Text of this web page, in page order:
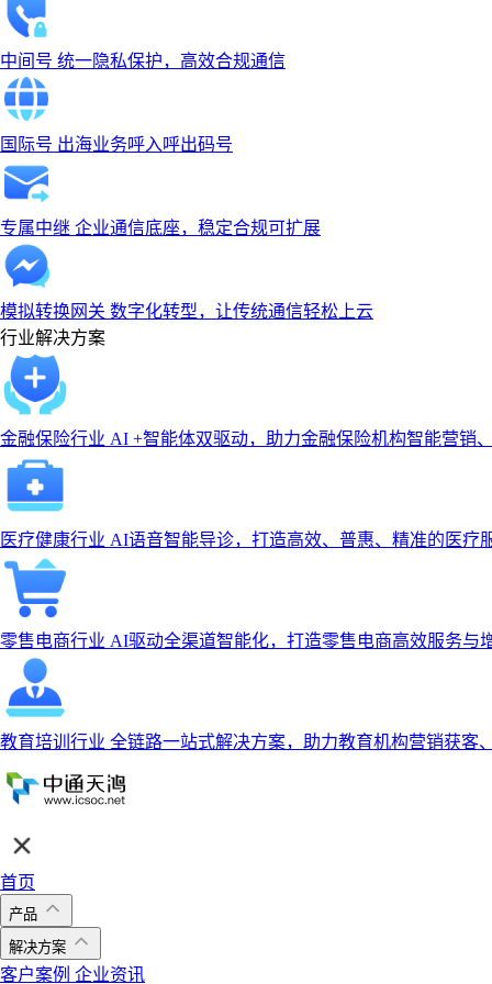
中间号 统一隐私保护，高效合规通信
国际号 出海业务呼入呼出码号
专属中继 企业通信底座，稳定合规可扩展
模拟转换网关 数字化转型，让传统通信轻松上云
行业解决方案
金融保险行业 AI +智能体双驱动，助力金融保险机构智能营销
医疗健康行业 AI语音智能导诊，打造高效、普惠、精准的医疗
零售电商行业 AI驱动全渠道智能化，打造零售电商高效服务与
教育培训行业 全链路一站式解决方案，助力教育机构营销获客
首页
产品
解决方案
客户案例 企业资讯